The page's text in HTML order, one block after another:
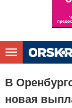
В
новая